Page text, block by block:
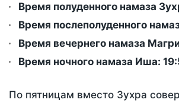
Время полуденного намаза
Время послеполуденного
Время вечернего намаза
Время ночного намаза Иша:
По пятницам вместо Зухра